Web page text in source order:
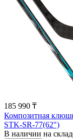
185 990 ₸
Композитная
STK-SR-77(62")
В наличии на